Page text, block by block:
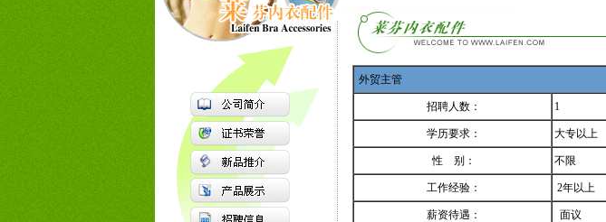
外贸主管
招聘人数： 1
学历要求： 大专以上
性 别： 不限
工作经验： 2年以上
薪资待遇： 面议